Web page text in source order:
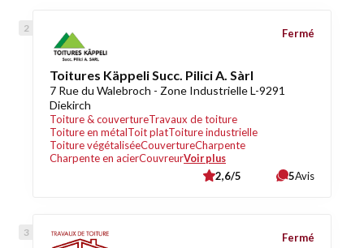
Toitures Käppeli Succ. Pilici A. Sàrl
7 Rue du Walebroch - Zone Industrielle L-9291
Diekirch
Toiture & couvertureTravaux de toiture
Toiture en métalToit platToiture industrielle
Toiture végétaliséeCouvertureCharpente
Charpente en acierCouvreurVoir plus
Fermé
2,6/5 5Avis
Fermé